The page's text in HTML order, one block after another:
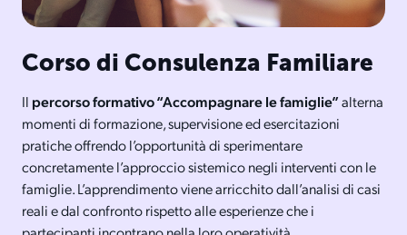
Corso di Consulenza Familiare
Il percorso formativo “Accompagnare le famiglie”alterna
momenti di formazione, supervisione ed esercitazioni
pratiche offrendo l’opportunità di sperimentare
concretamente l’approccio sistemico negli interventi con le
famiglie. L’apprendimento viene arricchito dall’analisi di casi
reali e dal confronto rispetto alle esperienze che i